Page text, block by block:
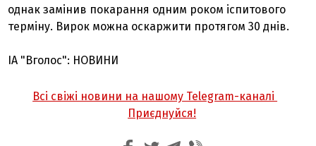
однак замінив покарання одним роком іспитового
терміну. Вирок можна оскаржити протягом 30 днів.
ІА "Вголос": НОВИНИ
Всі свіжі новини на нашому Telegram-каналі
Приєднуйся!